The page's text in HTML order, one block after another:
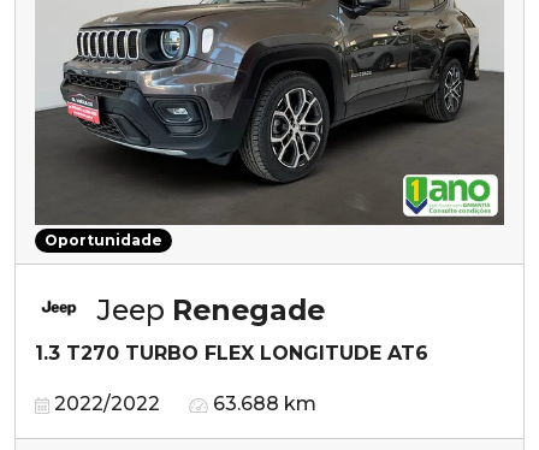
Oportunidade
Jeep Renegade
1.3 T270 TURBO FLEX LONGITUDE AT6
2022/2022 63.688 km